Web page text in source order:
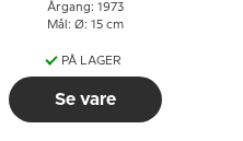
Årgang: 1973
Mål: Ø: 15 cm
PÅ LAGER
Se vare